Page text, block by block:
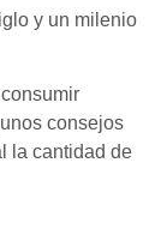
y un milenio
consejos
la cantidad de